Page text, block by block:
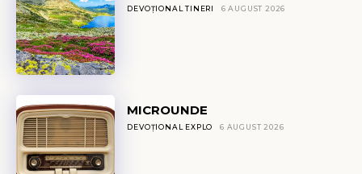
DEVOȚIONAL TINERI 6 AUGUST 2026
MICROUNDE
DEVOȚIONAL EXPLO 6 AUGUST 2026